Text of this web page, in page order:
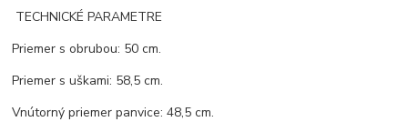
TECHNICKÉ PARAMETRE
Priemer s obrubou: 50 cm.
Priemer s uškami: 58,5 cm.
Vnútorný priemer panvice: 48,5 cm.